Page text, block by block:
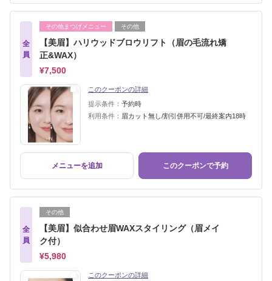
全
員
その他まつげメニュー その他
【美眉】ハリウッドブロウリフト（眉の毛流れ矯
正&WAX）
¥7,500
このクーポンの詳細
提示条件： 予約時
利用条件： 眉カット無し/割引併用不可/最終案内18時
メニューを追加 このクーポンで予約
全
員
その他
【美眉】似合わせ眉WAXスタイリング（眉メイ
ク付）
¥5,980
このクーポンの詳細